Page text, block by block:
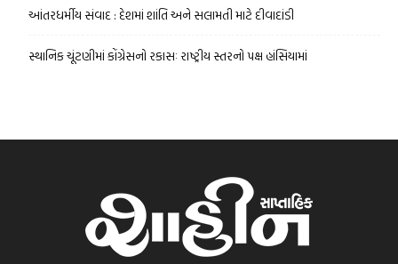
આંતરધર્મીય સંવાદ : દેશમાં શાંતિ અને સલામતી માટે દીવાદાંડી
સ્થાનિક ચૂંટણીમાં કોંગ્રેસનો રકાસઃ રાષ્ટ્રીય સ્તરનો પક્ષ હાંસિયામાં